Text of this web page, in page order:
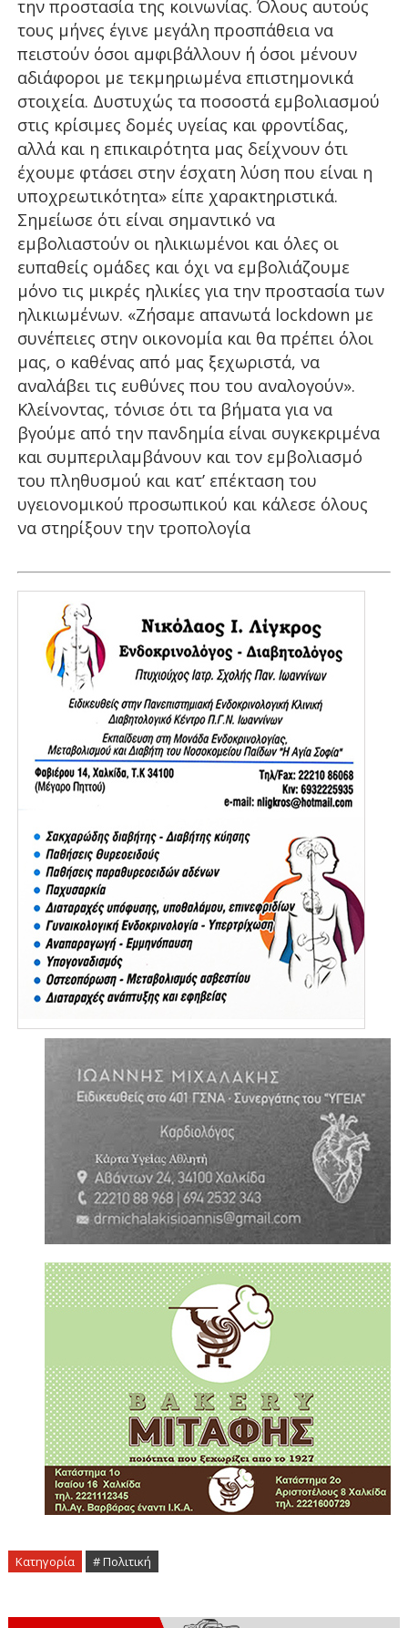
την προστασία της κοινωνίας. Όλους αυτούς
τους μήνες έγινε μεγάλη προσπάθεια να
πειστούν όσοι αμφιβάλλουν ή όσοι μένουν
αδιάφοροι με τεκμηριωμένα επιστημονικά
στοιχεία. Δυστυχώς τα ποσοστά εμβολιασμού
στις κρίσιμες δομές υγείας και φροντίδας,
αλλά και η επικαιρότητα μας δείχνουν ότι
έχουμε φτάσει στην έσχατη λύση που είναι η
υποχρεωτικότητα» είπε χαρακτηριστικά.
Σημείωσε ότι είναι σημαντικό να
εμβολιαστούν οι ηλικιωμένοι και όλες οι
ευπαθείς ομάδες και όχι να εμβολιάζουμε
μόνο τις μικρές ηλικίες για την προστασία των
ηλικιωμένων. «Ζήσαμε απανωτά lockdown με
συνέπειες στην οικονομία και θα πρέπει όλοι
μας, ο καθένας από μας ξεχωριστά, να
αναλάβει τις ευθύνες που του αναλογούν».
Κλείνοντας, τόνισε ότι τα βήματα για να
βγούμε από την πανδημία είναι συγκεκριμένα
και συμπεριλαμβάνουν και τον εμβολιασμό
του πληθυσμού και κατ’ επέκταση του
υγειονομικού προσωπικού και κάλεσε όλους
να στηρίξουν την τροπολογία
Κατηγορία # Πολιτική